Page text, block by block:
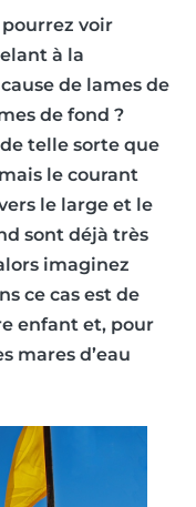
voir
à la
de lames de
de fond ?
telle sorte que
le courant
le large et le
sont déjà très
imaginez
ce cas est de
enfant et, pour
mares d’eau